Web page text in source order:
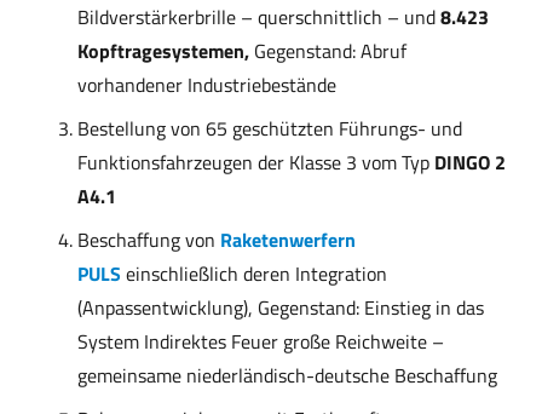
Bildverstärkerbrille – querschnittlich – und8.423
Kopftragesystemen, Gegenstand: Abruf
vorhandener Industriebestände
Bestellung von 65 geschützten Führungs- und
Funktionsfahrzeugen der Klasse 3 vom Typ DINGO 2
A4.1
Beschaffung von Raketenwerfern
PULS einschließlich deren Integration
(Anpassentwicklung), Gegenstand: Einstieg in das
System Indirektes Feuer große Reichweite –
gemeinsame niederländisch-deutsche Beschaffung